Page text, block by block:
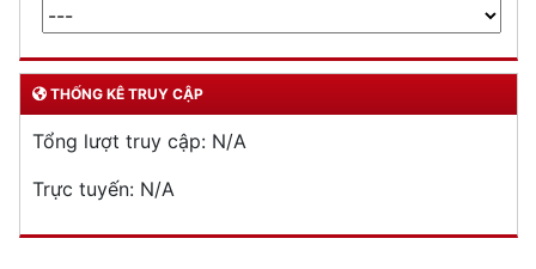
THỐNG KÊ TRUY CẬP
Tổng lượt truy cập: N/A
Trực tuyến: N/A